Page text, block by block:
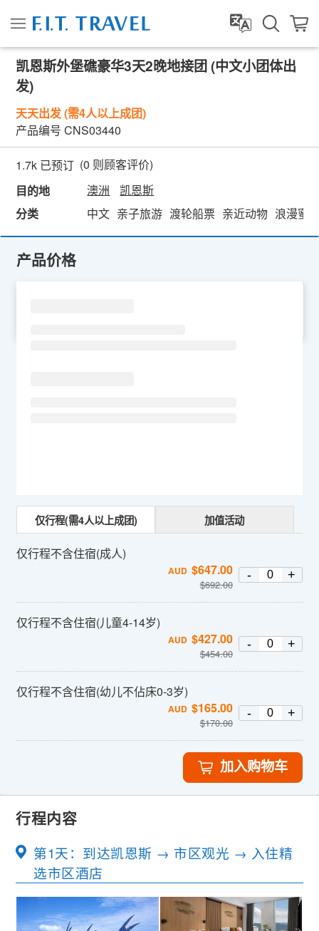
凯恩斯外堡礁豪华3天2晚地接团 (中文小团体出
发)
天天出发 (需4人以上成团)
产品编号 CNS03440
1.7k 已预订 (0 则顾客评价)
目的地
澳洲
凯恩斯
分类
中文 亲子旅游 渡轮船票 亲近动物 浪漫蜜
产品价格
仅行程(需4人以上成团) 加值活动
仅行程不含住宿(成人)
AUD $647.00
$692.00
- +
仅行程不含住宿(儿童4-14岁)
AUD $427.00
$454.00
- +
仅行程不含住宿(幼儿不佔床0-3岁)
AUD $165.00
$170.00
- +
加入购物车
行程内容
第1天：到达凯恩斯 → 市区观光 → 入住精
选市区酒店